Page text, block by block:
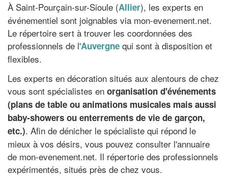
À Saint-Pourçain-sur-Sioule (Allier), les experts en
événementiel sont joignables via mon-evenement.net.
Le répertoire sert à trouver les coordonnées des
professionnels de l'Auvergne qui sont à disposition et
flexibles.
Les experts en décoration situés aux alentours de chez
vous sont spécialistes en organisation d'événements
(plans de table ou animations musicales mais aussi
baby-showers ou enterrements de vie de garçon,
etc.). Afin de dénicher le spécialiste qui répond le
mieux à vos désirs, vous pouvez consulter l'annuaire
de mon-evenement.net. Il répertorie des professionnels
expérimentés, situés près de chez vous.